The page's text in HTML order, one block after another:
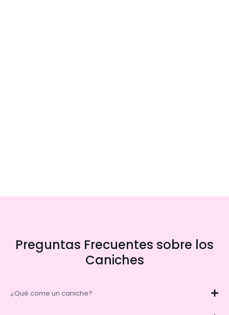
Preguntas Frecuentes sobre los
Caniches
¿Qué come un caniche?